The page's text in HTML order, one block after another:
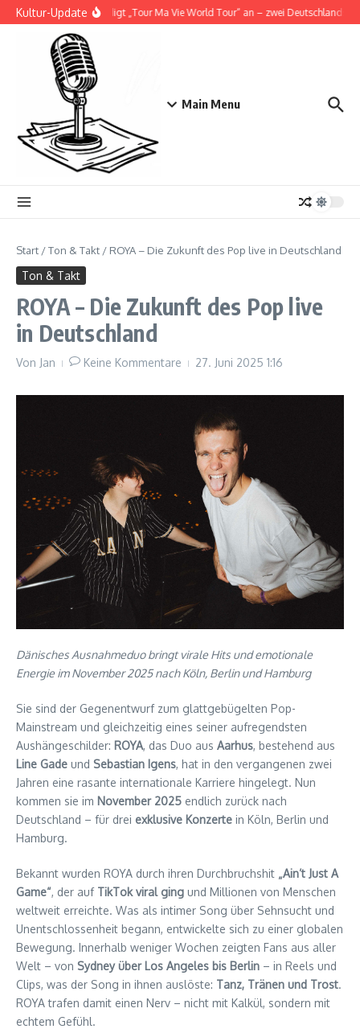
Zum Inhalt springen
Kultur-Update
Doja Cat kündigt „Tour Ma Vie World Tour“ an – zwei
Main Menu
Start /Ton & Takt / ROYA – Die Zukunft des Pop live in Deutschland
Ton & Takt
ROYA – Die Zukunft des Pop live
in Deutschland
Von Jan Keine Kommentare 27. Juni 2025 1:16
Dänisches Ausnahmeduo bringt virale Hits und emotionale
Energie im November 2025 nach Köln, Berlin und Hamburg
Sie sind der Gegenentwurf zum glattgebügelten Pop-
Mainstream und gleichzeitig eines seiner aufregendsten
Aushängeschilder: ROYA, das Duo aus Aarhus, bestehend aus
Line Gade und Sebastian Igens, hat in den vergangenen zwei
Jahren eine rasante internationale Karriere hingelegt. Nun
kommen sie im November 2025 endlich zurück nach
Deutschland – für drei exklusive Konzerte in Köln, Berlin und
Hamburg.
Bekannt wurden ROYA durch ihren Durchbruchshit „Ain’t Just A
Game“, der auf TikTok viral ging und Millionen von Menschen
weltweit erreichte. Was als intimer Song über Sehnsucht und
Unentschlossenheit begann, entwickelte sich zu einer globalen
Bewegung. Innerhalb weniger Wochen zeigten Fans aus aller
Welt – von Sydney über Los Angeles bis Berlin – in Reels und
Clips, was der Song in ihnen auslöste: Tanz, Tränen und Trost.
ROYA trafen damit einen Nerv – nicht mit Kalkül, sondern mit
echtem Gefühl.